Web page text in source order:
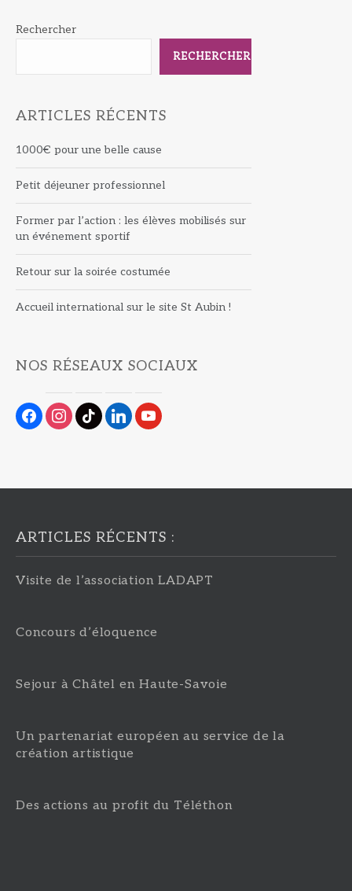
Rechercher
RECHERCHER
ARTICLES RÉCENTS
1000€ pour une belle cause
Petit déjeuner professionnel
Former par l’action : les élèves mobilisés sur
un événement sportif
Retour sur la soirée costumée
Accueil international sur le site St Aubin !
NOS RÉSEAUX SOCIAUX
facebookinstagram
tiktoklinkedinyoutube
ARTICLES RÉCENTS :
Visite de l’association LADAPT
Concours d’éloquence
Sejour à Châtel en Haute-Savoie
Un partenariat européen au service de la
création artistique
Des actions au profit du Téléthon